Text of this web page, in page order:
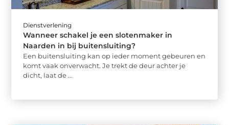
Dienstverlening
Wanneer schakel je een slotenmaker in
Naarden in bij buitensluiting?
Een buitensluiting kan op ieder moment gebeuren en
komt vaak onverwacht. Je trekt de deur achter je
dicht, laat de ...